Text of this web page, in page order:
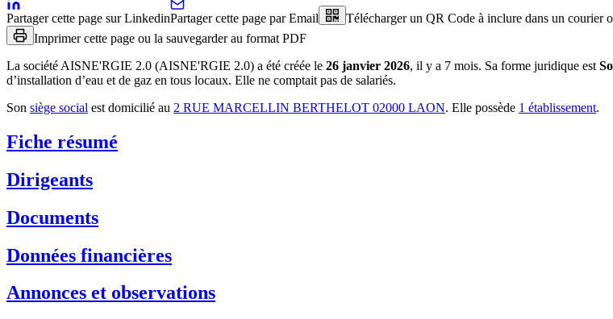
Partager cette page sur LinkedinPartager cette page par Email
Télécharger un QR Code à inclure dans un courier
Imprimer cette page ou la sauvegarder au format PDF
La société AISNE'RGIE 2.0 (AISNE'RGIE 2.0) a été créée le 26 janvier 2026, il y a 7 mois. Sa forme juridique est
d’installation d’eau et de gaz en tous locaux. Elle ne comptait pas de salariés.
Son siège social est domicilié au 2 RUE MARCELLIN BERTHELOT 02000 LAON. Elle possède 1 établissement.
Fiche résumé
Dirigeants
Documents
Données financières
Annonces et observations